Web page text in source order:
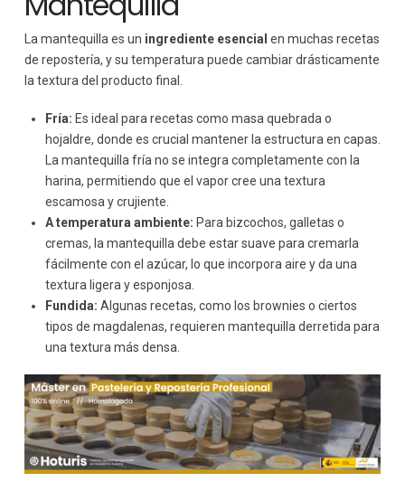
La mantequilla es un ingrediente esencial en muchas recetas
de repostería, y su temperatura puede cambiar drásticamente
la textura del producto final.
Fría: Es ideal para recetas como masa quebrada o
hojaldre, donde es crucial mantener la estructura en capas.
La mantequilla fría no se integra completamente con la
harina, permitiendo que el vapor cree una textura
escamosa y crujiente.
A temperatura ambiente: Para bizcochos, galletas o
cremas, la mantequilla debe estar suave para cremarla
fácilmente con el azúcar, lo que incorpora aire y da una
textura ligera y esponjosa.
Fundida: Algunas recetas, como los brownies o ciertos
tipos de magdalenas, requieren mantequilla derretida para
una textura más densa.